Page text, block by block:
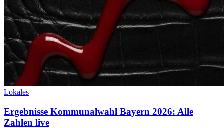
Lokales
Ergebnisse Kommunalwahl Bayern 2026: Alle
Zahlen live